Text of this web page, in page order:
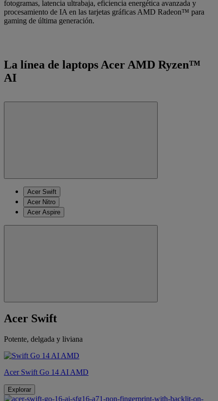
fotogramas, latencia ultrabaja, eficiencia energética avanzada y
procesamiento de IA en las tarjetas gráficas AMD Radeon™ para
gaming de última generación.
La línea de laptops Acer AMD Ryzen™
AI
Acer Swift
Acer Nitro
Acer Aspire
Acer Swift
Potente, delgada y liviana
Acer Swift Go 14 AI AMD
Explorar